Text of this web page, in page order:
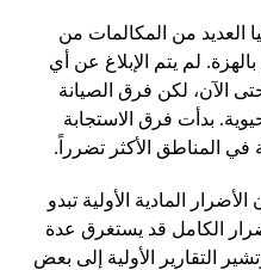
العديد من المكالمات من
لم يتم الإبلاغ عن أي
الآن، لكن فرق الصيانة
بدأت فرق الاستجابة
في المناطق الأكثر تضرراً.
المادية الأولية تبدو
الكامل قد يستغرق عدة
التقارير الأولية إلى بعض